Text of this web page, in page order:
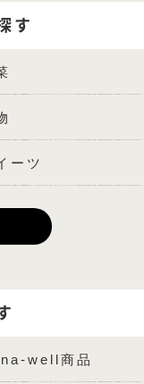
す
ーツ
well商品